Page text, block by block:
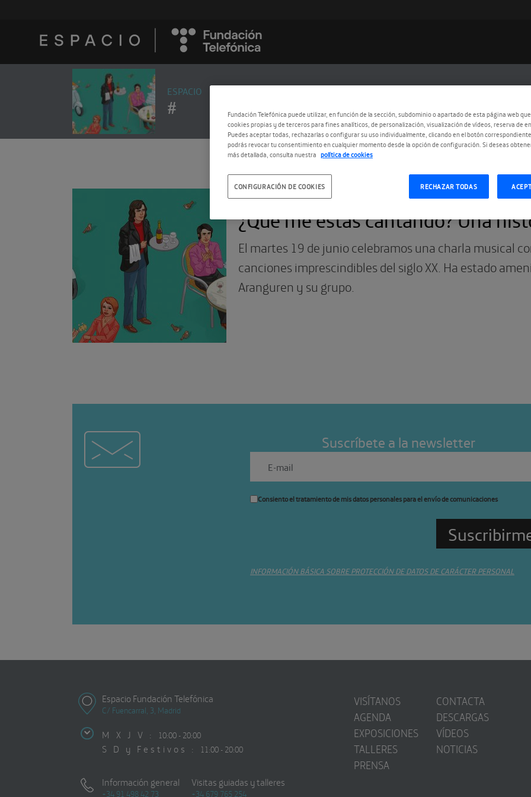
ESPACIO
#
08.06.2018
¿Qué me estás cantando? Una
El martes 19 de junio celebramos una charla musical
canciones imprescindibles del siglo XX. Ha estado
Aranguren y su grupo.
Suscríbete a la newsletter
Consiento el tratamiento de mis datos personales para el envío de comunicaciones
INFORMACIÓN BÁSICA SOBRE PROTECCIÓN DE DATOS DE CARÁCTER PERSONAL
Espacio Fundación Telefónica
C/ Fuencarral, 3, Madrid
M X J V : 10:00 - 20:00
S D y Festivos : 11:00 - 20:00
Información general
+34 91 498 42 73
Visitas guiadas y talleres
+34 679 765 254
VISÍTANOS
AGENDA
EXPOSICIONES
TALLERES
PRENSA
CONTACTA
DESCARGAS
VÍDEOS
NOTICIAS
Fundación Telefónica puede utilizar, en función de la sección, subdominio o apartado de esta página web
cookies propias y de terceros para fines analíticos, de personalización, visualización de vídeos, reserva de
Puedes aceptar todas, rechazarlas o configurar su uso individualmente, clicando en el botón
podrás revocar tu consentimiento en cualquier momento desde la opción de configuración. Si deseas
más detallada, consulta nuestra política de cookies
RECHAZAR TODAS
CONFIGURACIÓN DE COOKIES